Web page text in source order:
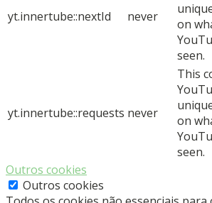
yt.innertube::nextId never
on
seen.
yt.innertube::requests never
This
on
seen.
Outros cookies
Outros cookies